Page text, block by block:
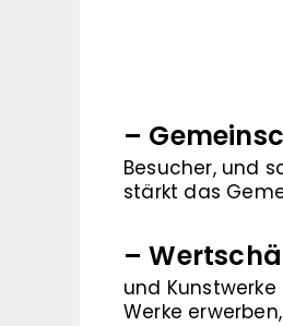
–
Besucher, und
stärkt das
–
und
Werke